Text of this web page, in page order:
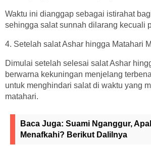
Waktu ini dianggap sebagai istirahat
sehingga salat sunnah dilarang kecuali
4. Setelah salat Ashar hingga Matahari
Dimulai setelah selesai salat Ashar
berwarna kekuningan menjelang
untuk menghindari salat di waktu yang
matahari.
Baca Juga: Suami Nganggur,
Menafkahi? Berikut Dalilnya